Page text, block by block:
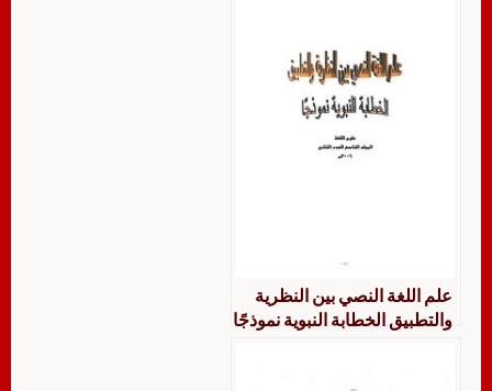
علم اللغة النصي بين النظرية
والتطبيق الخطابة النبوية نموذجًا